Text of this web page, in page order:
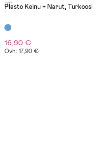
(0)
Plasto Keinu + Narut, Turkoosi
16,90 €
Ovh: 17,90 €